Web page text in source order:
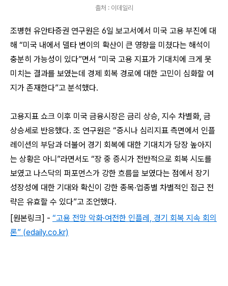
출처 : 이데일리
조병현 유안타증권 연구원은 6일 보고서에서 미국 고용 부진에 대
해 “미국 내에서 델타 변이의 확산이 큰 영향을 미쳤다는 해석이
충분히 가능성이 있다”면서 “미국 고용 지표가 기대치에 크게 못
미치는 결과를 보였는데 경제 회복 경로에 대한 고민이 심화할 여
지가 존재한다”고 분석했다.
고용지표 쇼크 이후 미국 금융시장은 금리 상승, 지수 차별화, 금
상승세로 반응했다. 조 연구원은 “증시나 심리지표 측면에서 인플
레이션의 부담과 더불어 경기 회복에 대한 기대치가 당장 높아지
는 상황은 아니”라면서도 “장 중 증시가 전반적으로 회복 시도를
보였고 나스닥의 퍼포먼스가 강한 흐름을 보였다는 점에서 장기
성장성에 대한 기대와 확신이 강한 종목·업종별 차별적인 접근 전
략은 유효할 수 있다”고 조언했다.
[원본링크] - “고용 전망 악화·여전한 인플레, 경기 회복 지속 회의
론” (edaily.co.kr)